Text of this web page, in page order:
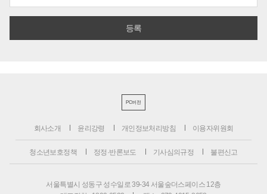
PC버전
회사소개 윤리강령 개인정보처리방침 이용자위원회
청소년보호정책 정정·반론보도 기사심의규정 불편신고
서울특별시 성동구 성수일로 39-34 서울숲더스페이스 12층